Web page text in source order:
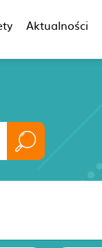
Aktualności